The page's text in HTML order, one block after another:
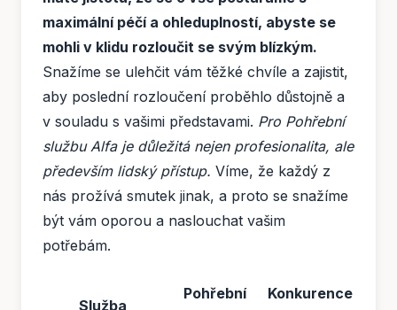
maximální péčí a ohleduplností, abyste se
mohli v klidu rozloučit se svým blízkým.
Snažíme se ulehčit vám těžké chvíle a zajistit,
aby poslední rozloučení proběhlo důstojně a
v souladu s vašimi představami. Pro Pohřební
službu Alfa je důležitá nejen profesionalita, ale
především lidský přístup. Víme, že každý z
nás prožívá smutek jinak, a proto se snažíme
být vám oporou a naslouchat vašim
potřebám.
Služba
Pohřební
Konkurence